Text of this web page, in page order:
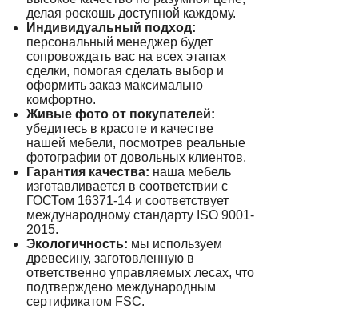
делая роскошь доступной каждому.
Индивидуальный подход:
персональный менеджер будет
сопровождать вас на всех этапах
сделки, помогая сделать выбор и
оформить заказ максимально
комфортно.
Живые фото от покупателей:
убедитесь в красоте и качестве
нашей мебели, посмотрев реальные
фотографии от довольных клиентов.
Гарантия качества: наша мебель
изготавливается в соответствии с
ГОСТом 16371-14 и соответствует
международному стандарту ISO 9001-
2015.
Экологичность: мы используем
древесину, заготовленную в
ответственно управляемых лесах, что
подтверждено международным
сертификатом FSC.